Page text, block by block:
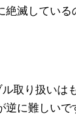
絶滅している
取り扱いは
逆に難しいで